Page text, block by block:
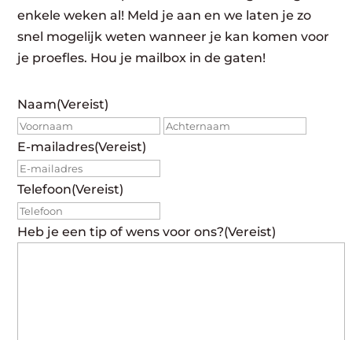
enkele weken al! Meld je aan en we laten je zo
snel mogelijk weten wanneer je kan komen voor
je proefles. Hou je mailbox in de gaten!
Naam(Vereist)
Voornaam
E-mailadres(Vereist)
Telefoon(Vereist)
Heb je een tip of wens voor ons?(Vereist)